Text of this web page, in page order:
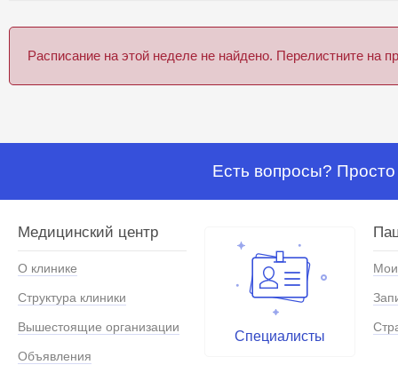
Расписание на этой неделе не найдено. Перелистните
Есть вопросы?
Медицинский центр
О клинике
Структура клиники
Вышестоящие организации
Объявления
Специалисты